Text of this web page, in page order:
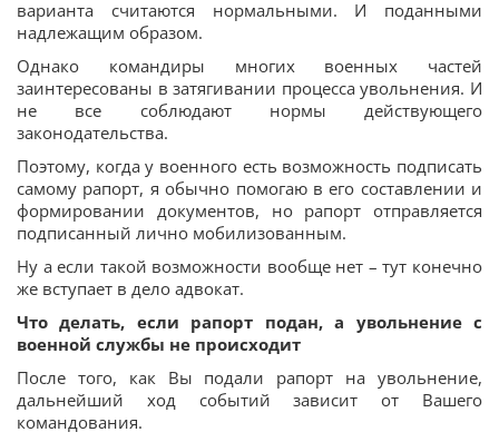
варианта считаются нормальными. И поданными
надлежащим образом.
Однако командиры многих военных частей
заинтересованы в затягивании процесса увольнения. И
не все соблюдают нормы действующего
законодательства.
Поэтому, когда у военного есть возможность подписать
самому рапорт, я обычно помогаю в его составлении и
формировании документов, но рапорт отправляется
подписанный лично мобилизованным.
Ну а если такой возможности вообще нет – тут конечно
же вступает в дело адвокат.
Что делать, если рапорт подан, а увольнение с
военной службы не происходит
После того, как Вы подали рапорт на увольнение,
дальнейший ход событий зависит от Вашего
командования.